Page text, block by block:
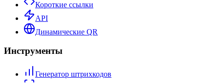
Короткие ссылки
API
Динамические QR
Инструменты
Генератор штрихкодов